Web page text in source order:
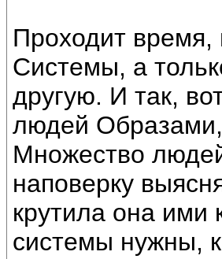
Проходит
Системы, а
другую. И так,
людей
Множество
наповерку
крутила она ими
системы нужны,